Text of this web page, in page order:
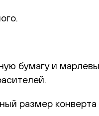
бумагу и
размер конверта